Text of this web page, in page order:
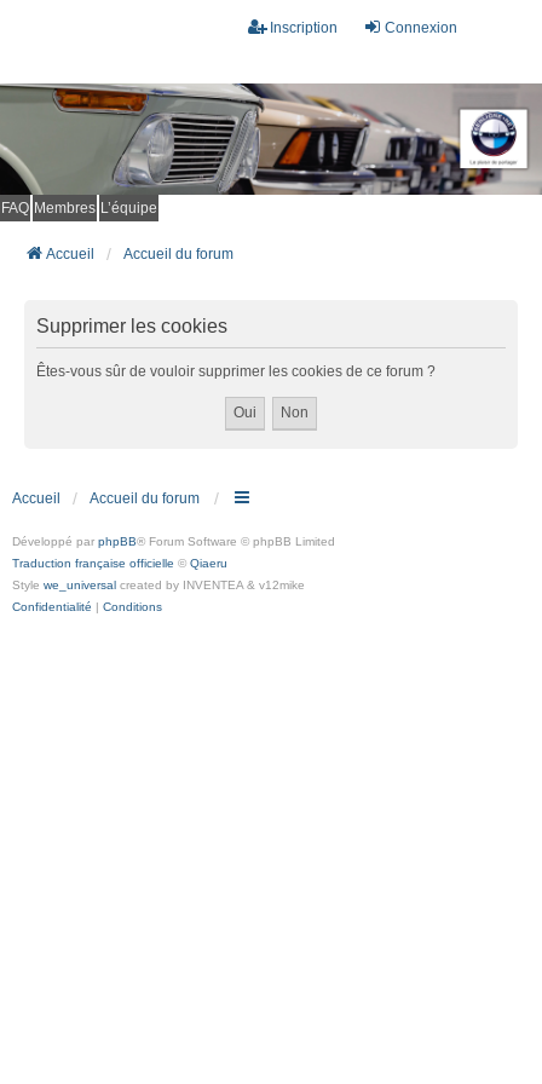
Connexion
Inscription
FAQ Membres L’équipe
Accueil Accueil du forum
Supprimer les cookies
Êtes-vous sûr de vouloir supprimer les cookies de ce forum ?
Accueil Accueil du forum
Développé par phpBB® Forum Software © phpBB Limited
Traduction française officielle © Qiaeru
Style we_universal created by INVENTEA & v12mike
Confidentialité | Conditions